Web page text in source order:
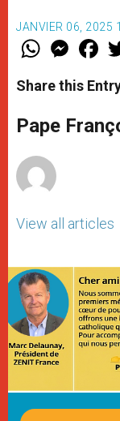
JANVIER 06, 2025
W
t
s
p
p
M
e
s
e
g
e
F
a
e
b
o
k
Share this
Pape
View all articles